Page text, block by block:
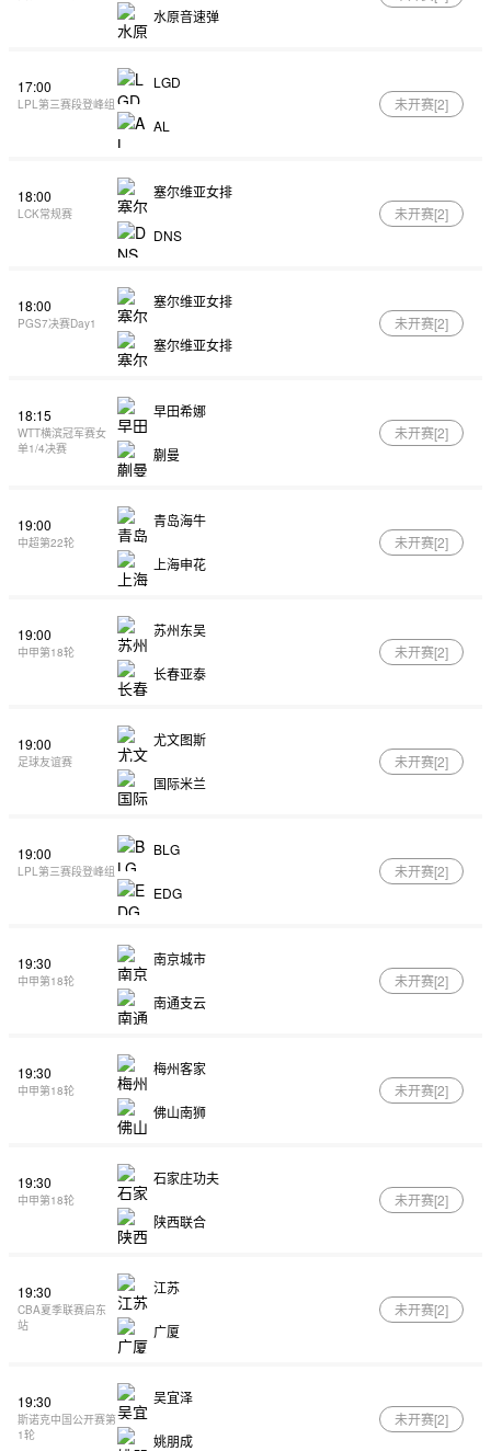
水原音速弹
17:00
LPL第三赛段登峰组
LGD
AL
未开赛[2]
18:00
LCK常规赛
塞尔维亚女排
DNS
未开赛[2]
18:00
PGS7决赛Day1
塞尔维亚女排
塞尔维亚女排
未开赛[2]
18:15
WTT横滨冠军赛女
单1/4决赛
早田希娜
蒯曼
未开赛[2]
19:00
中超第22轮
青岛海牛
上海申花
未开赛[2]
19:00
中甲第18轮
苏州东吴
长春亚泰
未开赛[2]
19:00
足球友谊赛
尤文图斯
国际米兰
未开赛[2]
19:00
LPL第三赛段登峰组
BLG
EDG
未开赛[2]
19:30
中甲第18轮
南京城市
南通支云
未开赛[2]
19:30
中甲第18轮
梅州客家
佛山南狮
未开赛[2]
19:30
中甲第18轮
石家庄功夫
陕西联合
未开赛[2]
19:30
CBA夏季联赛启东
站
江苏
广厦
未开赛[2]
19:30
斯诺克中国公开赛第
1轮
吴宜泽
姚朋成
未开赛[2]